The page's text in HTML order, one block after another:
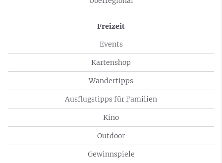
Freizeit
Events
Kartenshop
Wandertipps
Ausflugstipps für Familien
Kino
Outdoor
Gewinnspiele